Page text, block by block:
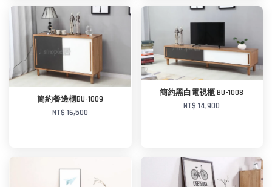
加入購物車
加入購物車
簡約餐邊櫃BU-1009
NT$ 16,500
簡約黑白電視櫃 BU-1008
NT$ 14,900